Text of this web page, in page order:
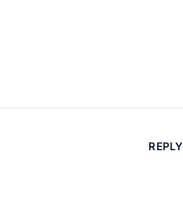
REPLY